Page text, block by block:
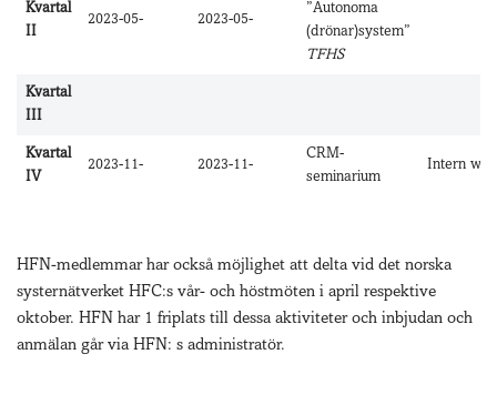
Kvartal
II
2023-05- 2023-05-
”Autonoma
(drönar)system”
TFHS
Kvartal
III
Kvartal
IV
2023-11- 2023-11-
CRM-
seminarium
Intern
HFN-medlemmar har också möjlighet att delta vid det norska
systernätverket HFC:s vår- och höstmöten i april respektive
oktober. HFN har 1 friplats till dessa aktiviteter och inbjudan och
anmälan går via HFN: s administratör.